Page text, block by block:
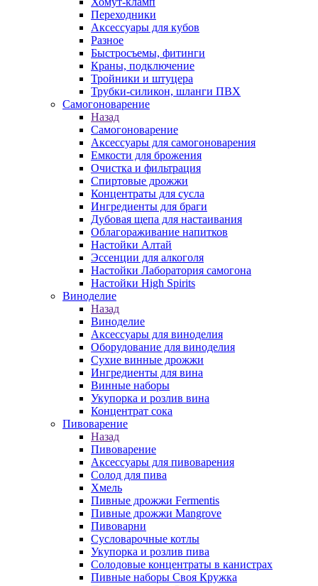
Переходники
Аксессуары для кубов
Разное
Быстросъемы, фитинги
Краны, подключение
Тройники и штуцера
Трубки-силикон, шланги ПВХ
Самогоноварение
Назад
Самогоноварение
Аксессуары для самогоноварения
Емкости для брожения
Очистка и фильтрация
Спиртовые дрожжи
Концентраты для сусла
Ингредиенты для браги
Дубовая щепа для настаивания
Облагораживание напитков
Настойки Алтай
Эссенции для алкоголя
Настойки Лаборатория самогона
Настойки High Spirits
Виноделие
Назад
Виноделие
Аксессуары для виноделия
Оборудование для виноделия
Сухие винные дрожжи
Ингредиенты для вина
Винные наборы
Укупорка и розлив вина
Концентрат сока
Пивоварение
Назад
Пивоварение
Аксессуары для пивоварения
Солод для пива
Хмель
Пивные дрожжи Fermentis
Пивные дрожжи Mangrove
Пивоварни
Сусловарочные котлы
Укупорка и розлив пива
Солодовые концентраты в канистрах
Пивные наборы Своя Кружка